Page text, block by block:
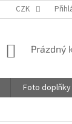
POŠTOVNÉ
CZK
NÁKUPNÍ
Prázdný
Foto doplňky